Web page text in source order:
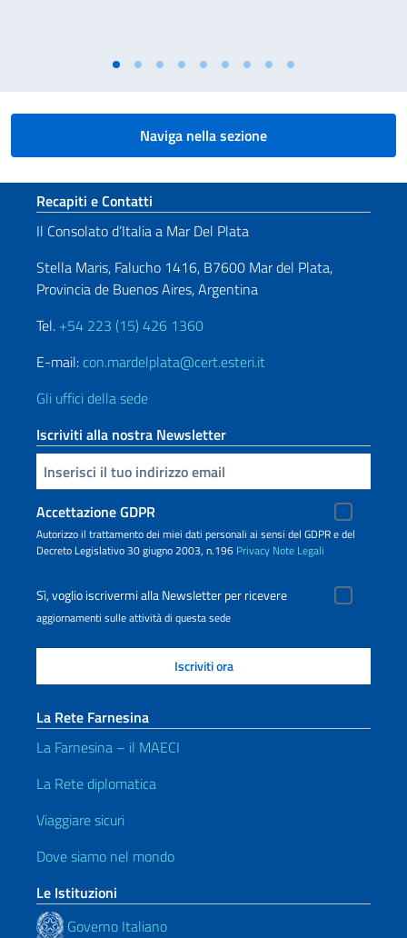
Naviga nella sezione
Sezione footer
Recapiti e Contatti
Il Consolato d’Italia a Mar Del Plata
Stella Maris, Falucho 1416, B7600 Mar del Plata,
Provincia de Buenos Aires, Argentina
Tel. +54 223 (15) 426 1360
E-mail: con.mardelplata@cert.esteri.it
Gli uffici della sede
Iscriviti alla nostra Newsletter
Inserisci la tua email
Accettazione GDPR
Autorizzo il trattamento dei miei dati personali ai sensi del GDPR e del
Decreto Legislativo 30 giugno 2003, n.196 Privacy Note Legali
Sì, voglio iscrivermi alla Newsletter per ricevere
aggiornamenti sulle attività di questa sede
La Rete Farnesina
La Farnesina – il MAECI
La Rete diplomatica
Viaggiare sicuri
Dove siamo nel mondo
Le Istituzioni
Governo Italiano